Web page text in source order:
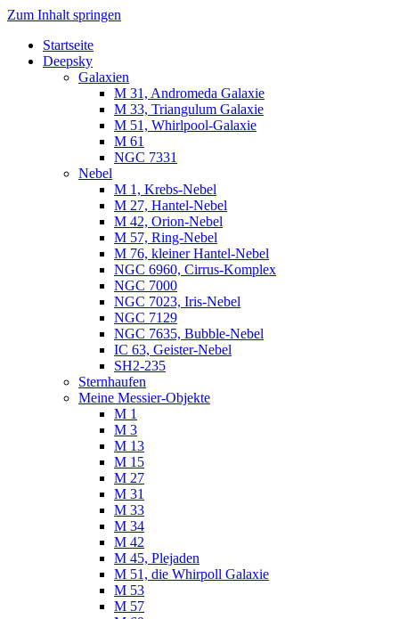
Zum Inhalt springen
Luvima – Astrofotografie
Astrofotografie in Norddeutschland
Startseite
Deepsky
Galaxien
M 31, Andromeda Galaxie
M 33, Triangulum Galaxie
M 51, Whirlpool-Galaxie
M 61
NGC 7331
Nebel
M 1, Krebs-Nebel
M 27, Hantel-Nebel
M 42, Orion-Nebel
M 57, Ring-Nebel
M 76, kleiner Hantel-Nebel
NGC 6960, Cirrus-Komplex
NGC 7000
NGC 7023, Iris-Nebel
NGC 7129
NGC 7635, Bubble-Nebel
IC 63, Geister-Nebel
SH2-235
Sternhaufen
Meine Messier-Objekte
M 1
M 3
M 13
M 15
M 27
M 31
M 33
M 34
M 42
M 45, Plejaden
M 51, die Whirpoll Galaxie
M 53
M 57